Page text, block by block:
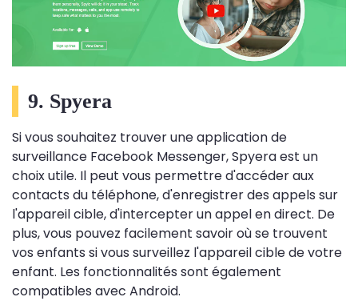
9. Spyera
Si vous souhaitez trouver une application de
surveillance Facebook Messenger, Spyera est un
choix utile. Il peut vous permettre d'accéder aux
contacts du téléphone, d'enregistrer des appels sur
l'appareil cible, d'intercepter un appel en direct. De
plus, vous pouvez facilement savoir où se trouvent
vos enfants si vous surveillez l'appareil cible de votre
enfant. Les fonctionnalités sont également
compatibles avec Android.